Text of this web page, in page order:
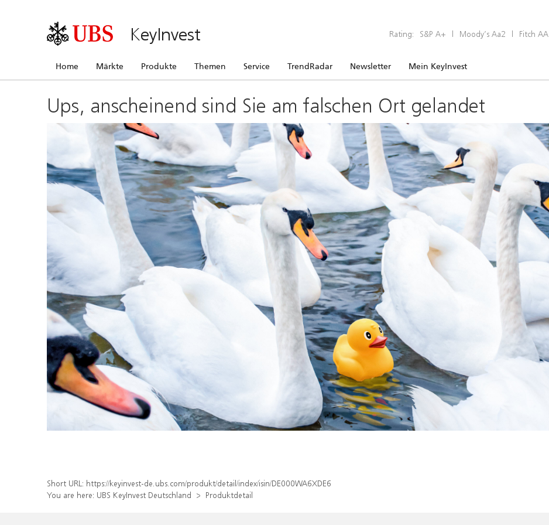
KeyInvest Rating: S&P A+ | Moody’s Aa2 | Fitch AA
Home Märkte Produkte Themen Service TrendRadar Newsletter Mein KeyInvest
Ups, anscheinend sind Sie am falschen Ort gelandet
Short URL: https://keyinvest-de.ubs.com/produkt/detail/index/isin/DE000WA6XDE6
You are here: UBS KeyInvest Deutschland Produktdetail